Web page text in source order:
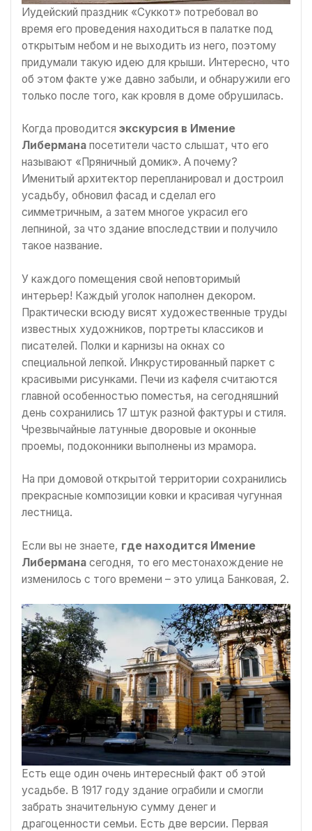
Иудейский праздник «Суккот» потребовал во
время его проведения находиться в палатке под
открытым небом и не выходить из него, поэтому
придумали такую идею для крыши. Интересно, что
об этом факте уже давно забыли, и обнаружили его
только после того, как кровля в доме обрушилась.
Когда проводится экскурсия в Имение
Либермана посетители часто слышат, что его
называют «Пряничный домик». А почему?
Именитый архитектор перепланировал и достроил
усадьбу, обновил фасад и сделал его
симметричным, а затем многое украсил его
лепниной, за что здание впоследствии и получило
такое название.
У каждого помещения свой неповторимый
интерьер! Каждый уголок наполнен декором.
Практически всюду висят художественные труды
известных художников, портреты классиков и
писателей. Полки и карнизы на окнах со
специальной лепкой. Инкрустированный паркет с
красивыми рисунками. Печи из кафеля считаются
главной особенностью поместья, на сегодняшний
день сохранились 17 штук разной фактуры и стиля.
Чрезвычайные латунные дворовые и оконные
проемы, подоконники выполнены из мрамора.
На при домовой открытой территории сохранились
прекрасные композиции ковки и красивая чугунная
лестница.
Если вы не знаете, где находится Имение
Либермана сегодня, то его местонахождение не
изменилось с того времени – это улица Банковая, 2.
Есть еще один очень интересный факт об этой
усадьбе. В 1917 году здание ограбили и смогли
забрать значительную сумму денег и
драгоценности семьи. Есть две версии. Первая